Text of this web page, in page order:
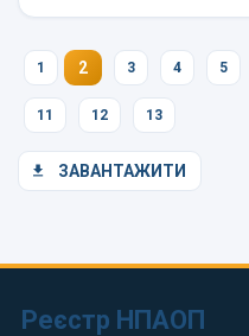
1 2 3 4 5
11 12 13
ЗАВАНТАЖИТИ
Реєстр НПАОП